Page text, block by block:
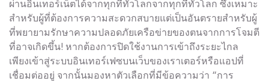
ผ่านอินเทอร์เน็ตได้จากทุกที่ทั่วโลกจากทุกที่ทั่วโลก ซึ่งเหมาะ
สำหรับผู้ที่ต้องการความสะดวกสบายแต่เป็นอันตรายสำหรับผู้
ที่พยายามรักษาความปลอดภัยเครือข่ายของตนจากการโจมตี
ที่อาจเกิดขึ้น! หากต้องการปิดใช้งานการเข้าถึงระยะไกล
เพียงเข้าสู่ระบบอินเทอร์เฟซบนเว็บของเราเตอร์หรือแอปที่
เชื่อมต่ออยู่ จากนั้นมองหาตัวเลือกที่มีข้อความว่า “การ